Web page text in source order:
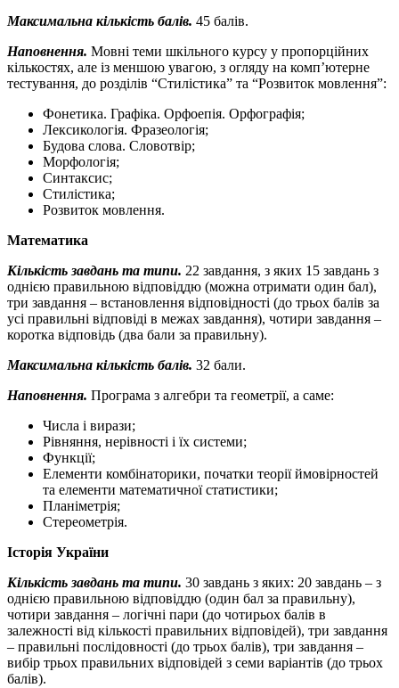
Максимальна кількість балів. 45 балів.
Наповнення. Мовні теми шкільного курсу у пропорційних
кількостях, але із меншою увагою, з огляду на комп’ютерне
тестування, до розділів “Стилістика” та “Розвиток мовлення”:
Фонетика. Графіка. Орфоепія. Орфографія;
Лексикологія. Фразеологія;
Будова слова. Словотвір;
Морфологія;
Синтаксис;
Стилістика;
Розвиток мовлення.
Математика
Кількість завдань та типи. 22 завдання, з яких 15 завдань з
однією правильною відповіддю (можна отримати один бал),
три завдання – встановлення відповідності (до трьох балів за
усі правильні відповіді в межах завдання), чотири завдання –
коротка відповідь (два бали за правильну).
Максимальна кількість балів. 32 бали.
Наповнення. Програма з алгебри та геометрії, а саме:
Числа і вирази;
Рівняння, нерівності і їх системи;
Функції;
Елементи комбінаторики, початки теорії ймовірностей
та елементи математичної статистики;
Планіметрія;
Стереометрія.
Історія України
Кількість завдань та типи. 30 завдань з яких: 20 завдань – з
однією правильною відповіддю (один бал за правильну),
чотири завдання – логічні пари (до чотирьох балів в
залежності від кількості правильних відповідей), три завдання
– правильні послідовності (до трьох балів), три завдання –
вибір трьох правильних відповідей з семи варіантів (до трьох
балів).